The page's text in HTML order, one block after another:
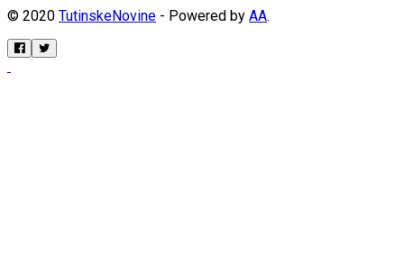
© 2020 TutinskeNovine - Powered by AA.